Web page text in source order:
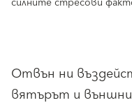
Отвън ни
вятърът и